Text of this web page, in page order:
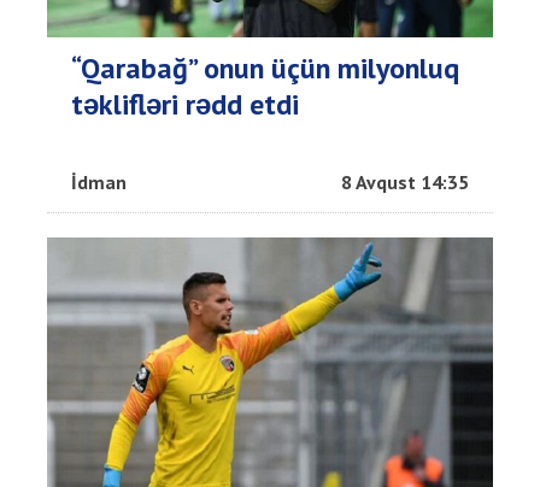
“Qarabağ” onun üçün milyonluq
təklifləri rədd etdi
İdman 8 Avqust 14:35